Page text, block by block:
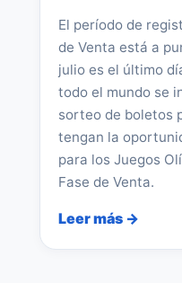
El período de
de Venta está a
julio es el último
todo el mundo se
sorteo de boletos
tengan la
para los Juegos
Fase de Venta.
Leer más →